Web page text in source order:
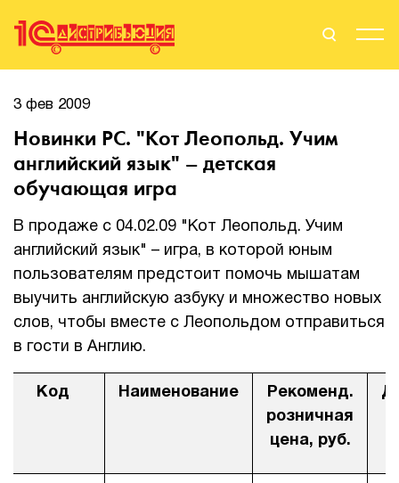
Поиск
Стать Партнером
О нас
Вендоры
Партнерам
События
Сервисы для партнеров
3 фев 2009
Новинки PC. "Кот Леопольд. Учим
английский язык" – детская
обучающая игра
В продаже с 04.02.09 "Кот Леопольд. Учим
английский язык" – игра, в которой юным
пользователям предстоит помочь мышатам
выучить английскую азбуку и множество новых
слов, чтобы вместе с Леопольдом отправиться
в гости в Англию.
Код Наименование
Рекоменд.
розничная
цена, руб.